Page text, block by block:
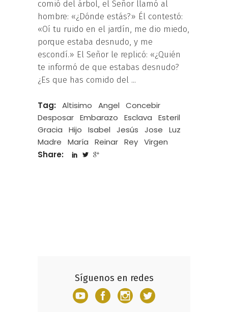
comió del árbol, el Señor llamó al
hombre: «¿Dónde estás?» Él contestó:
«Oí tu ruido en el jardín, me dio miedo,
porque estaba desnudo, y me
escondí.» El Señor le replicó: «¿Quién
te informó de que estabas desnudo?
¿Es que has comido del
Tag: Altisimo Angel
Concebir
Desposar Embarazo Esclava
Esteril
Gracia
Hijo Isabel Jesús Jose
Luz
Madre
María Reinar Rey Virgen
Share:
Síguenos en redes